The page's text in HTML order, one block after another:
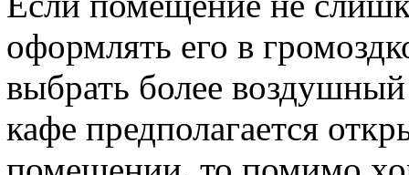
оформлять его в
выбрать более
кафе предполагается